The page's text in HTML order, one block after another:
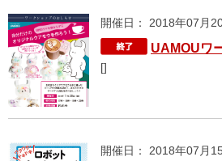
開催日： 2018年07月
UAMOUワ
[]
開催日： 2018年07月